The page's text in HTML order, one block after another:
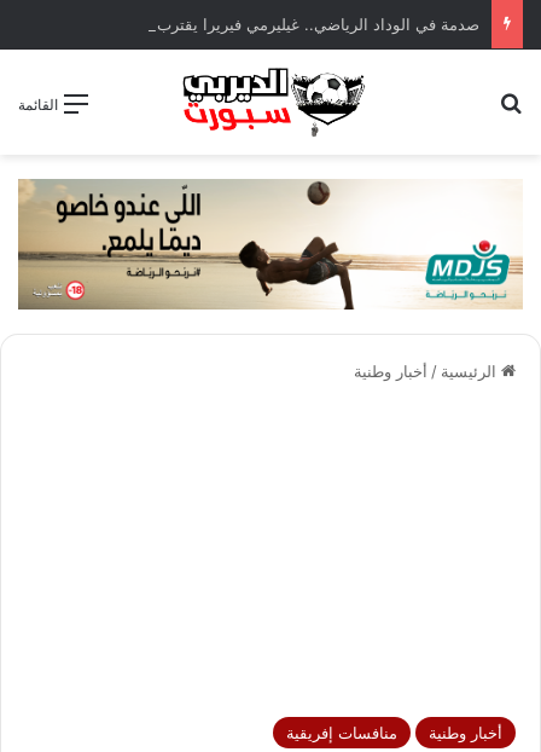
القائمة
الرئيسية / أخبار وطنية
أخبار وطنية منافسات إفريقية